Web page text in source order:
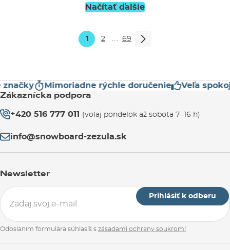
Načítať ďalšie
1 2 … 69
Mimoriadne rýchle doručenie Veľa
Zákaznícka podpora
+420 516 777 011 (volaj pondelok až sobota 7–16 h)
info@snowboard-zezula.sk
Newsletter
Prihlásiť k odberu
Odoslaním formulára súhlasíš s zásadami ochrany soukromí